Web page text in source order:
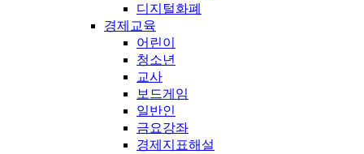
디지털화폐
경제교육
어린이
청소년
교사
보드게임
일반인
금요강좌
경제지표해설